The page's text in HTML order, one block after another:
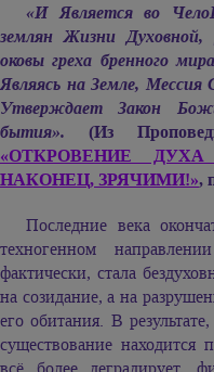
«И Является во
землян Жизни
оковы греха бренного
Являясь на Земле,
Утверждает Закон
бытия». (Из
«ОТКРОВЕНИЕ
НАКОНЕЦ, ЗРЯЧИМИ!»,
Последние века
техногенном
фактически, стала
на созидание, а на
его обитания. В
существование находится